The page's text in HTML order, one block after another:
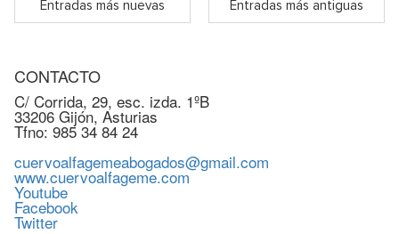
Entradas más nuevas Entradas más antiguas
CONTACTO
C/ Corrida, 29, esc. izda. 1ºB
33206 Gijón, Asturias
Tfno: 985 34 84 24
cuervoalfagemeabogados@gmail.com
www.cuervoalfageme.com
Youtube
Facebook
Twitter